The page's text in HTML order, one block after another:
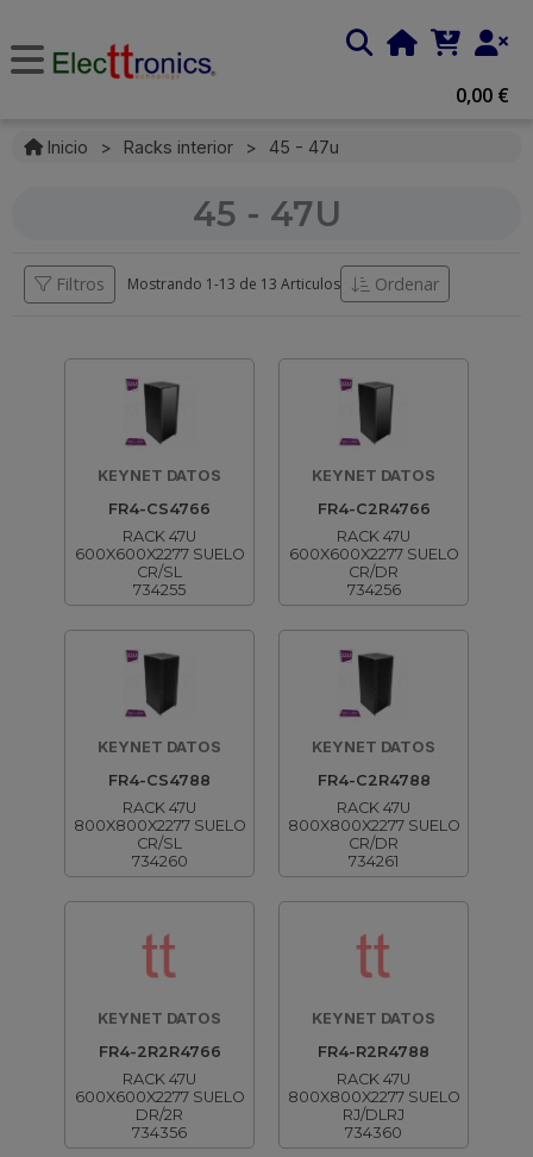
0,00 €
Inicio > Racks interior > 45 - 47u
45 - 47U
Filtros Mostrando 1-13 de 13 Articulos Ordenar
KEYNET DATOS
FR4-CS4766
RACK 47U
600X600X2277 SUELO
CR/SL
734255
KEYNET DATOS
FR4-C2R4766
RACK 47U
600X600X2277 SUELO
CR/DR
734256
KEYNET DATOS
FR4-CS4788
RACK 47U
800X800X2277 SUELO
CR/SL
734260
KEYNET DATOS
FR4-C2R4788
RACK 47U
800X800X2277 SUELO
CR/DR
734261
KEYNET DATOS
FR4-2R2R4766
RACK 47U
600X600X2277 SUELO
DR/2R
734356
KEYNET DATOS
FR4-R2R4788
RACK 47U
800X800X2277 SUELO
RJ/DLRJ
734360